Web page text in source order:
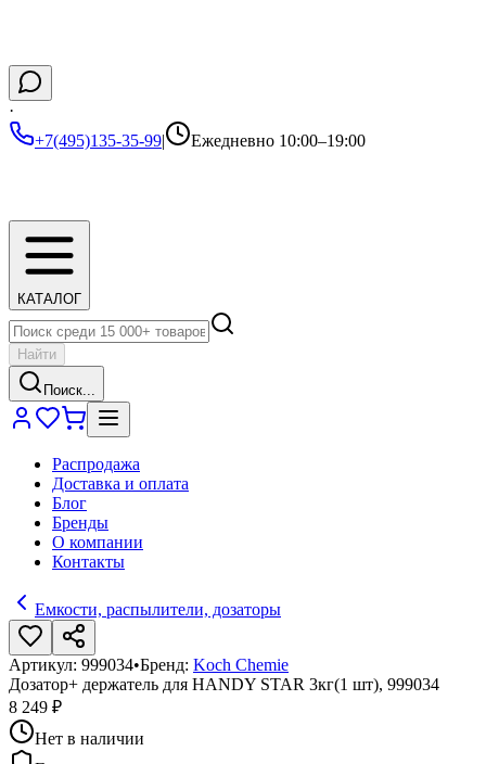
·
+7(495)135-35-99| Ежедневно 10:00–19:00
КАТАЛОГ
Найти
Поиск...
Распродажа
Доставка и оплата
Блог
Бренды
О компании
Контакты
Емкости, распылители, дозаторы
Артикул: 999034•Бренд: Koch Chemie
Дозатор+ держатель для HANDY STAR 3кг(1 шт), 999034
8 249 ₽
Нет в наличии